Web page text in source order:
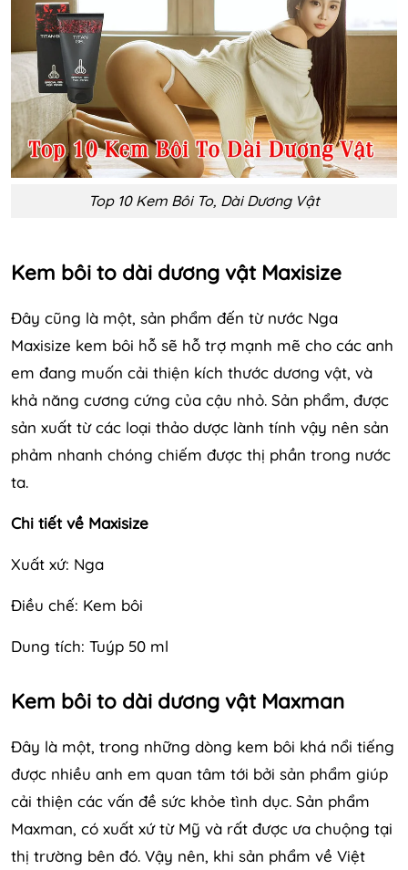
Top 10 Kem Bôi To, Dài Dương Vật
Kem bôi to dài dương vật Maxisize
Đây cũng là một, sản phẩm đến từ nước Nga
Maxisize kem bôi hỗ sẽ hỗ trợ mạnh mẽ cho các anh
em đang muốn cải thiện kích thước dương vật, và
khả năng cương cứng của cậu nhỏ. Sản phẩm, được
sản xuất từ các loại thảo dược lành tính vậy nên sản
phảm nhanh chóng chiếm được thị phần trong nước
ta.
Chi tiết về Maxisize
Xuất xứ: Nga
Điều chế: Kem bôi
Dung tích: Tuýp 50 ml
Kem bôi to dài dương vật Maxman
Đây là một, trong những dòng kem bôi khá nổi tiếng
được nhiều anh em quan tâm tới bởi sản phẩm giúp
cải thiện các vấn đề sức khỏe tình dục. Sản phẩm
Maxman, có xuất xứ từ Mỹ và rất được ưa chuộng tại
thị trường bên đó. Vậy nên, khi sản phẩm về Việt